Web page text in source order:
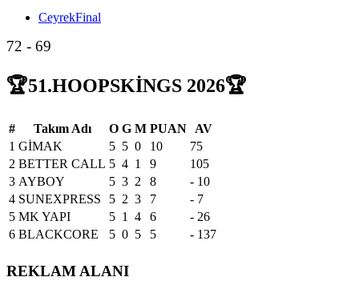
CeyrekFinal
72 - 69
🏆51.HOOPSKİNGS 2026🏆
# Takım Adı O G M PUAN AV
1 GİMAK 5 5 0 10
75
2 BETTER CALL 5 4 1 9
105
3 AYBOY 5 3 2 8
- 10
4 SUNEXPRESS 5 2 3 7
- 7
5 MK YAPI 5 1 4 6
- 26
6 BLACKCORE 5 0 5 5 - 137
REKLAM ALANI